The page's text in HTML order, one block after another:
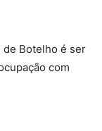
de Botelho é ser
com